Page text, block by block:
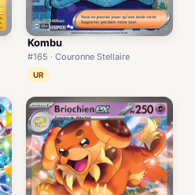
Kombu
#165 · Couronne Stellaire
UR